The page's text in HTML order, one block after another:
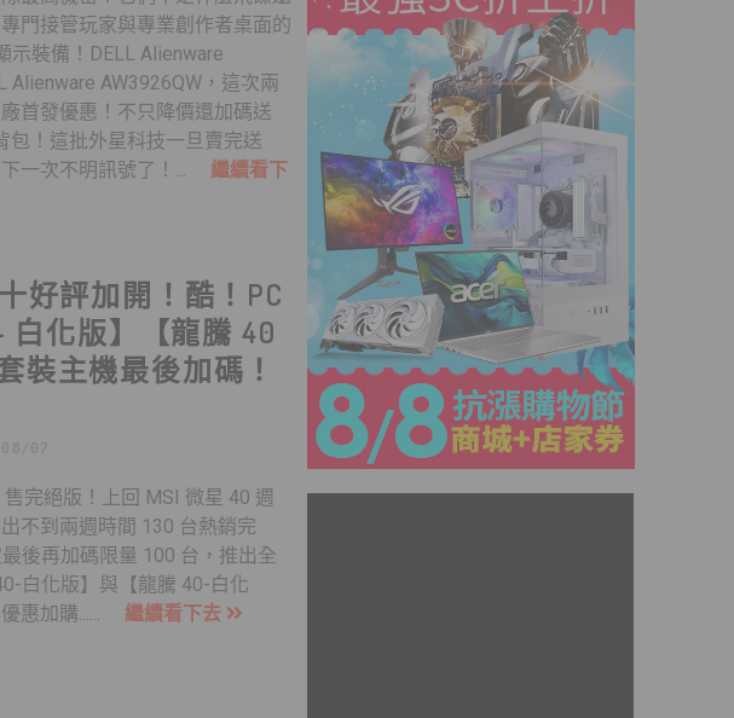
門接管玩家與專業創作者桌面的
示裝備！DELL Alienware
Alienware AW3926QW，這次兩
首發優惠！不只降價還加碼送
包！這批外星科技一旦賣完送
一次不明訊號了！... 繼續看下
好評加開！酷！PC
白化版】【龍騰 40
裝主機最後加碼！
完絕版！上回 MSI 微星 40 週
不到兩週時間 130 台熱銷完
後再加碼限量 100 台，推出全
白化版】與【龍騰 40-白化
惠加購...... 繼續看下去